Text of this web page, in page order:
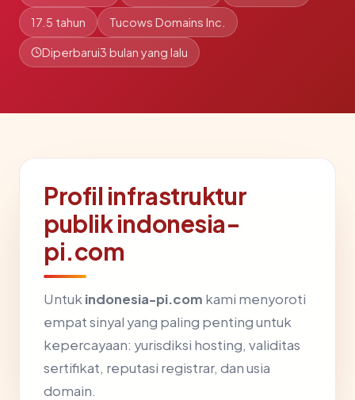
17.5 tahun Tucows Domains Inc.
Diperbarui3 bulan yang lalu
Profil infrastruktur
publik indonesia-
pi.com
Untuk indonesia-pi.com kami menyoroti
empat sinyal yang paling penting untuk
kepercayaan: yurisdiksi hosting, validitas
sertifikat, reputasi registrar, dan usia
domain.